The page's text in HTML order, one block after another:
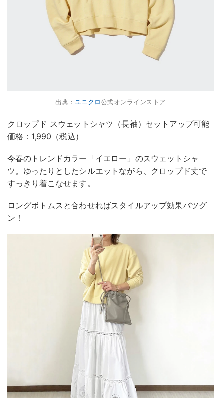
出典： ユニクロ公式オンラインストア
クロップド スウェットシャツ（長袖）セットアップ可能
価格：1,990（税込）
今春のトレンドカラー「イエロー」のスウェットシャ
ツ。ゆったりとしたシルエットながら、クロップド丈で
すっきり着こなせます。
ロングボトムスと合わせればスタイルアップ効果バツグ
ン！